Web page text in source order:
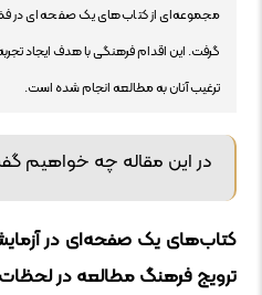
مجموعه‌ای از کتاب‌های یک صفحه‌ای در فضای
گرفت. این اقدام فرهنگی با هدف ایجاد
ترغیب آنان به مطالعه انجام شده است.
در این مقاله چه خواهیم
کتاب‌های یک صفحه‌ای در
ترویج فرهنگ مطالعه در لحظات